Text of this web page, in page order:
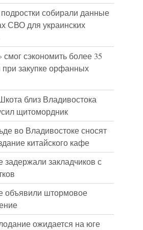
собирали данные
СВО для украинских
смог сэкономить более 35
закупке орфанных
близ Владивостока
щитомордник
во Владивостоке сносят
китайского кафе
закладчиков с
объявили штормовое
ожидается на юге